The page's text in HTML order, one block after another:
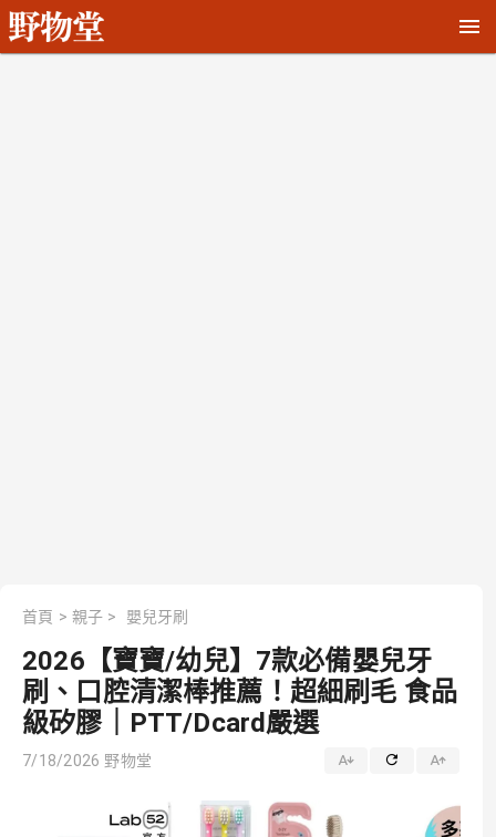
首頁 > 親子 > 嬰兒牙刷
2026【寶寶/幼兒】7款必備嬰兒牙
刷、口腔清潔棒推薦！超細刷毛 食品
級矽膠｜PTT/Dcard嚴選
7/18/2026 野物堂